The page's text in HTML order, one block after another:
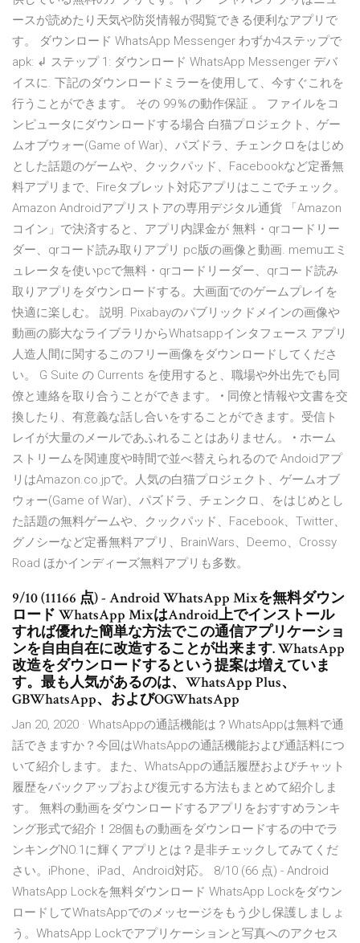
ースが読めたり天気や防災情報が閲覧できる便利なアプリで
す。 ダウンロード WhatsApp Messenger わずか4ステップで
apk: ↲ ステップ 1: ダウンロード WhatsApp Messenger デバ
イスに. 下記のダウンロードミラーを使用して、今すぐこれを
行うことができます。 その 99％の動作保証 。 ファイルをコ
ンピュータにダウンロードする場合 白猫プロジェクト、ゲー
ムオブウォー(Game of War)、パズドラ、チェンクロをはじめ
とした話題のゲームや、クックパッド、Facebookなど定番無
料アプリまで、Fireタブレット対応アプリはここでチェック。
Amazon Androidアプリストアの専用デジタル通貨 「Amazon
コイン」で決済すると、アプリ内課金が 無料・qrコードリー
ダー、qrコード読み取りアプリ pc版の画像と動画. memuエミ
ュレータを使いpcで無料・qrコードリーダー、qrコード読み
取りアプリをダウンロードする。大画面でのゲームプレイを
快適に楽しむ。 説明. Pixabayのパブリックドメインの画像や
動画の膨大なライブラリからWhatsappインタフェース アプリ
人造人間に関するこのフリー画像をダウンロードしてくださ
い。 ‎G Suite の Currents を使用すると、職場や外出先でも同
僚と連絡を取り合うことができます。 • 同僚と情報や文書を交
換したり、有意義な話し合いをすることができます。受信ト
レイが大量のメールであふれることはありません。 • ホーム
ストリームを関連度や時間で並べ替えられるので Andoidアプ
リはAmazon.co.jpで。人気の白猫プロジェクト、ゲームオブ
ウォー(Game of War)、パズドラ、チェンクロ、をはじめとし
た話題の無料ゲームや、クックパッド、Facebook、Twitter、
グノシーなど定番無料アプリ、BrainWars、Deemo、Crossy
Road ほかインディーズ無料アプリも多数。
9/10 (11166 点) - Android WhatsApp Mixを無料ダウン
ロード WhatsApp MixはAndroid上でインストール
すれば優れた簡単な方法でこの通信アプリケーショ
ンを自由自在に改造することが出来ます. WhatsApp
改造をダウンロードするという提案は増えていま
す。最も人気があるのは、WhatsApp Plus、
GBWhatsApp、およびOGWhatsApp
Jan 20, 2020 · WhatsAppの通話機能は？WhatsAppは無料で通
話できますか？今回はWhatsAppの通話機能および通話料につ
いて紹介します。また、WhatsAppの通話履歴およびチャット
履歴をバックアップおよび復元する方法もまとめて紹介しま
す。 無料の動画をダウンロードするアプリをおすすめランキ
ング形式で紹介！28個もの動画をダウンロードするの中でラ
ンキングNO.1に輝くアプリとは？是非チェックしてみてくだ
さい。iPhone、iPad、Android対応。 8/10 (66 点) - Android
WhatsApp Lockを無料ダウンロード WhatsApp Lockをダウン
ロードしてWhatsAppでのメッセージをもう少し保護しましょ
う。WhatsApp Lockでアプリケーションと写真へのアクセス